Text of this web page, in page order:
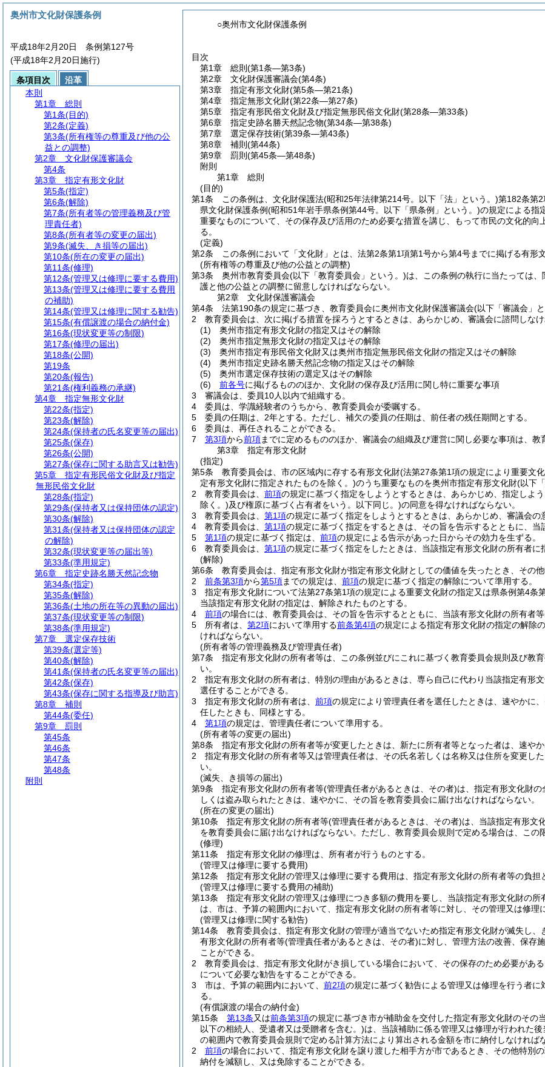
○奥州市文化財保護条例
目次
第1章
総則 (第1条―第3条)
第2章
文化財保護審議会(第4条)
第3章
指定有形文化財(第5条―第21条)
第4章
指定無形文化財(第22条―第27条)
第5章
指定有形民俗文化財及び指定無形民俗文化財(第28条―第33条)
第6章
指定史跡名勝天然記念物(第34条―第38条)
第7章
選定保存技術(第39条―第43条)
第8章
補則 (第44条)
第9章
罰則 (第45条―第48条)
附則
第1章
総則
(目的)
第1条
この条例は、文化財保護法(昭和25年法律第214号。以下「法」という。)第182条第
県文化財保護条例(昭和51年岩手県条例第44号。以下「県条例」という。)の規定による指
重要なものについて、その保存及び活用のため必要な措置を講じ、もって市民の文化的
る。
(定義)
第2条
この条例において「文化財」とは、法第2条第1項第1号から第4号までに掲げる有形
(所有権等の尊重及び他の公益との調整)
第3条
奥州市教育委員会(以下「教育委員会」という。)は、この条例の執行に当たっては
護と他の公益との調整に留意しなければならない。
第2章
文化財保護審議会
第4条
法第190条の規定に基づき、教育委員会に奥州市文化財保護審議会(以下「審議会」
2
教育委員会は、次に掲げる措置を採ろうとするときは、あらかじめ、審議会に諮問しなけ
(1)
奥州市指定有形文化財の指定又はその解除
(2)
奥州市指定無形文化財の指定又はその解除
(3)
奥州市指定有形民俗文化財又は奥州市指定無形民俗文化財の指定又はその解除
(4)
奥州市指定史跡名勝天然記念物の指定又はその解除
(5)
奥州市選定保存技術の選定又はその解除
(6)
前各号に掲げるもののほか、文化財の保存及び活用に関し特に重要な事項
3
審議会は、委員10人以内で組織する。
4
委員は、学識経験者のうちから、教育委員会が委嘱する。
5
委員の任期は、2年とする。 ただし、補欠の委員の任期は、前任者の残任期間とする。
6
委員は、再任されることができる。
7
第3項から前項までに定めるもののほか、審議会の組織及び運営に関し必要な事項は、教
第3章
指定有形文化財
(指定)
第5条
教育委員会は、市の区域内に存する有形文化財(法第27条第1項の規定により重要文
定有形文化財に指定されたものを除く。)のうち重要なものを奥州市指定有形文化財(以下
2
教育委員会は、 前項の規定に基づく指定をしようとするときは、あらかじめ、指定しよ
除く。)及び権原に基づく占有者をいう。以下同じ。)の同意を得なければならない。
3
教育委員会は、 第1項の規定に基づく指定をしようとするときは、あらかじめ、審議会の
4
教育委員会は、 第1項の規定に基づく指定をするときは、その旨を告示するとともに、当
5
第1項の規定に基づく指定は、 前項の規定による告示があった日からその効力を生ずる。
6
教育委員会は、 第1項の規定に基づく指定をしたときは、当該指定有形文化財の所有者に
(解除)
第6条
教育委員会は、指定有形文化財が指定有形文化財としての価値を失ったとき、その
2
前条第3項から第5項までの規定は、 前項の規定に基づく指定の解除について準用する。
3
指定有形文化財について法第27条第1項の規定による重要文化財の指定又は県条例第4条
当該指定有形文化財の指定は、解除されたものとする。
4
前項の場合には、教育委員会は、その旨を告示するとともに、当該有形文化財の所有者等
5
所有者は、 第2項において準用する前条第4項の規定による指定有形文化財の指定の解除
ければならない。
(所有者等の管理義務及び管理責任者)
第7条
指定有形文化財の所有者等は、この条例並びにこれに基づく教育委員会規則及び教
い。
2
指定有形文化財の所有者は、特別の理由があるときは、専ら自己に代わり当該指定有形
選任することができる。
3
指定有形文化財の所有者は、 前項の規定により管理責任者を選任したときは、速やかに
任したときも、同様とする。
4
第1項の規定は、管理責任者について準用する。
(所有者等の変更の届出)
第8条
指定有形文化財の所有者等が変更したときは、新たに所有者等となった者は、速や
2
指定有形文化財の所有者等又は管理責任者は、その氏名若しくは名称又は住所を変更し
い。
(滅失、き損等の届出)
第9条
指定有形文化財の所有者等(管理責任者があるときは、その者)は、指定有形文化財
しくは盗み取られたときは、速やかに、その旨を教育委員会に届け出なければならない。
(所在の変更の届出)
第10条
指定有形文化財の所有者等(管理責任者があるときは、その者)は、当該指定有形文
を教育委員会に届け出なければならない。 ただし、教育委員会規則で定める場合は、この
(修理)
第11条
指定有形文化財の修理は、所有者が行うものとする。
(管理又は修理に要する費用)
第12条
指定有形文化財の管理又は修理に要する費用は、指定有形文化財の所有者等の負担
(管理又は修理に要する費用の補助)
第13条
指定有形文化財の管理又は修理につき多額の費用を要し、当該指定有形文化財の
は、市は、予算の範囲内において、指定有形文化財の所有者等に対し、その管理又は修理
(管理又は修理に関する勧告)
第14条
教育委員会は、指定有形文化財の管理が適当でないため指定有形文化財が滅失し
有形文化財の所有者等(管理責任者があるときは、その者)に対し、管理方法の改善、保存
ことができる。
2
教育委員会は、指定有形文化財がき損している場合において、その保存のため必要があ
について必要な勧告をすることができる。
3
市は、予算の範囲内において、 前2項の規定に基づく勧告による管理又は修理を行う者
る。
(有償譲渡の場合の納付金)
第15条
第13条又は前条第3項の規定に基づき市が補助金を交付した指定有形文化財のそ
以下の相続人、受遺者又は受贈者を含む。)は、当該補助に係る管理又は修理が行われた
の範囲内で教育委員会規則で定める計算方法により算出される金額を市に納付しなければ
2
前項の場合において、指定有形文化財を譲り渡した相手方が市であるとき、その他特別の
納付を減額し、又は免除することができる。
奥州市文化財保護条例
平成18年2月20日 条例第127号
(平成18年2月20日施行)
条項目次
沿革
本則
第1章
総則
第1条(目的)
第2条(定義)
第3条(所有権等の尊重及び他の公
益との調整)
第2章
文化財保護審議会
第4条
第3章
指定有形文化財
第5条(指定)
第6条(解除)
第7条(所有者等の管理義務及び管
理責任者)
第8条(所有者等の変更の届出)
第9条(滅失、き損等の届出)
第10条(所在の変更の届出)
第11条(修理)
第12条(管理又は修理に要する費用)
第13条(管理又は修理に要する費用
の補助)
第14条(管理又は修理に関する勧告)
第15条(有償譲渡の場合の納付金)
第16条(現状変更等の制限)
第17条(修理の届出)
第18条(公開)
第19条
第20条(報告)
第21条(権利義務の承継)
第4章
指定無形文化財
第22条(指定)
第23条(解除)
第24条(保持者の氏名変更等の届出)
第25条(保存)
第26条(公開)
第27条(保存に関する助言又は勧告)
第5章
指定有形民俗文化財及び指定
無形民俗文化財
第28条(指定)
第29条(保持者又は保持団体の認定)
第30条(解除)
第31条(保持者又は保持団体の認定
の解除)
第32条(現状変更等の届出等)
第33条(準用規定)
第6章
指定史跡名勝天然記念物
第34条(指定)
第35条(解除)
第36条(土地の所在等の異動の届出)
第37条(現状変更等の制限)
第38条(準用規定)
第7章
選定保存技術
第39条(選定等)
第40条(解除)
第41条(保持者の氏名変更等の届出)
第42条(保存)
第43条(保存に関する指導及び助言)
第8章
補則
第44条(委任)
第9章
罰則
第45条
第46条
第47条
第48条
附則